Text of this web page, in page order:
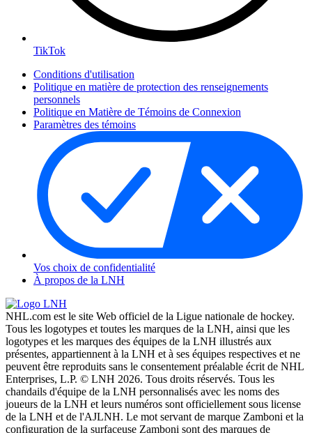
TikTok
Conditions d'utilisation
Politique en matière de protection des renseignements
personnels
Politique en Matière de Témoins de Connexion
Paramètres des témoins
Vos choix de confidentialité
À propos de la LNH
NHL.com est le site Web officiel de la Ligue nationale de hockey.
Tous les logotypes et toutes les marques de la LNH, ainsi que les
logotypes et les marques des équipes de la LNH illustrés aux
présentes, appartiennent à la LNH et à ses équipes respectives et ne
peuvent être reproduits sans le consentement préalable écrit de NHL
Enterprises, L.P. © LNH 2026. Tous droits réservés. Tous les
chandails d'équipe de la LNH personnalisés avec les noms des
joueurs de la LNH et leurs numéros sont officiellement sous license
de la LNH et de l'AJLNH. Le mot servant de marque Zamboni et la
configuration de la surfaceuse Zamboni sont des marques de